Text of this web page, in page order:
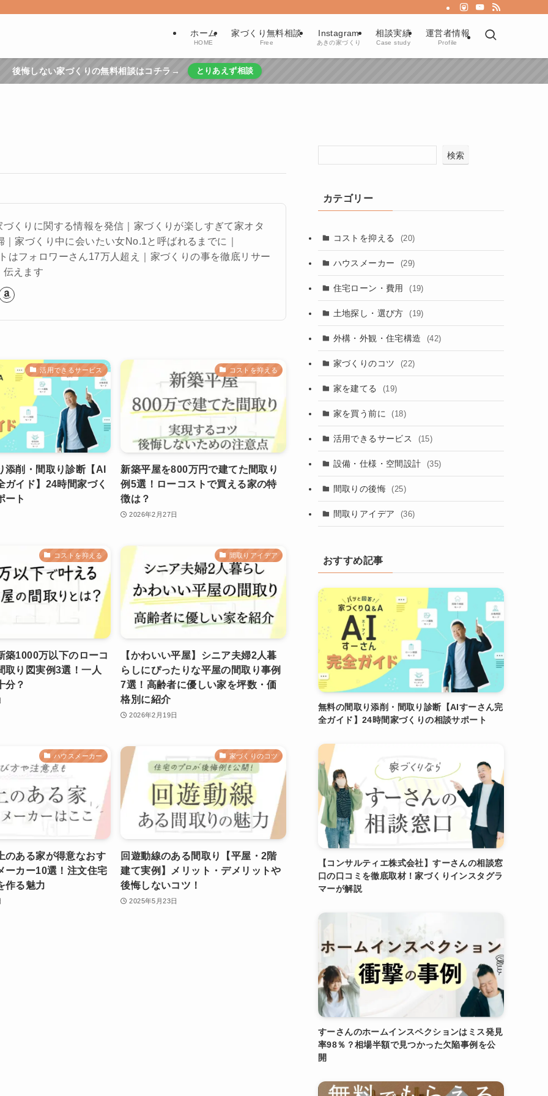
ホーム
HOME
家づくり無料相談
Free
Instagram
あきの家づくり
相談実績
Case study
運営者情報
Profile
後悔しない家づくりの無料相談はコチラ→ とりあえず相談
くりに関する情報を発信｜家づくりが楽しすぎて家オタ
家づくり中に会いたい女No.1と呼ばれるまでに｜
はフォロワーさん17万人超え｜家づくりの事を徹底リサー
伝えます
活用できるサービス
添削・間取り診断【AI
ガイド】24時間家づく
ート
コストを抑える
新築平屋を800万円で建てた間取り
例5選！ローコストで買える家の特
徴は？
2026年2月27日
コストを抑える
築1000万以下のローコ
取り図実例3選！一人
分？
間取りアイデア
【かわいい平屋】シニア夫婦2人暮
らしにぴったりな平屋の間取り事例
7選！高齢者に優しい家を坪数・価
格別に紹介
2026年2月19日
ハウスメーカー
のある家が得意なおす
ーカー10選！注文住宅
作る魅力
家づくりのコツ
回遊動線のある間取り【平屋・2階
建て実例】メリット・デメリットや
後悔しないコツ！
2025年5月23日
検索
カテゴリー
コストを抑える (20)
ハウスメーカー (29)
住宅ローン・費用 (19)
土地探し・選び方 (19)
外構・外観・住宅構造 (42)
家づくりのコツ (22)
家を建てる (19)
家を買う前に (18)
活用できるサービス (15)
設備・仕様・空間設計 (35)
間取りの後悔 (25)
間取りアイデア (36)
おすすめ記事
無料の間取り添削・間取り診断【AIすーさん完
全ガイド】24時間家づくりの相談サポート
【コンサルティエ株式会社】すーさんの相談窓
口の口コミを徹底取材！家づくりインスタグラ
マーが解説
すーさんのホームインスペクションはミス発見
率98％？相場半額で見つかった欠陥事例を公
開